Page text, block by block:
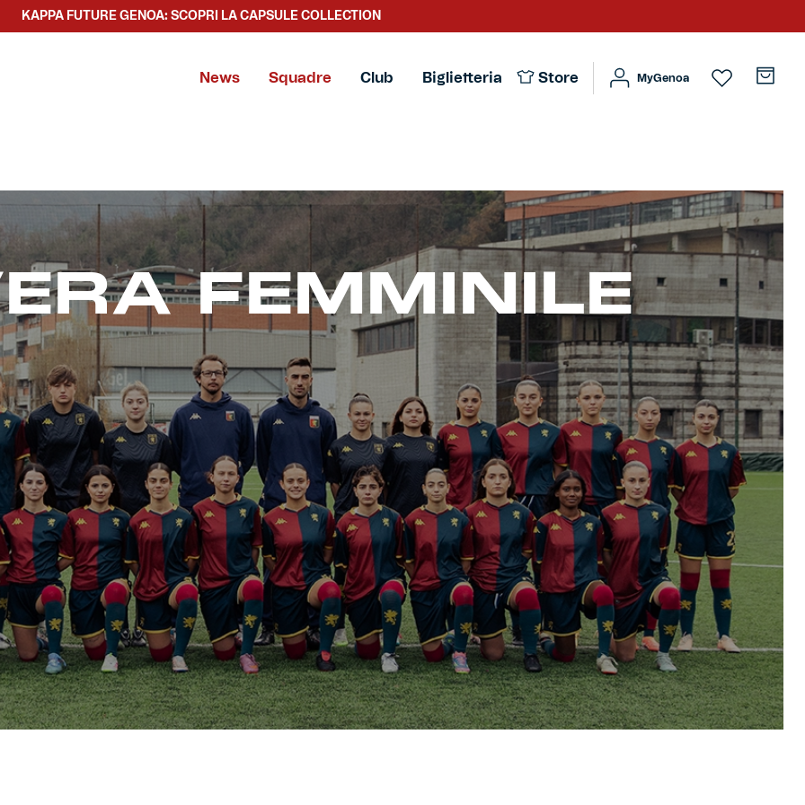
KAPPA FUTURE GENOA: SCOPRI LA CAPSULE COLLECTION
News Squadre Club Biglietteria Store MyGenoa
FEMMINILE